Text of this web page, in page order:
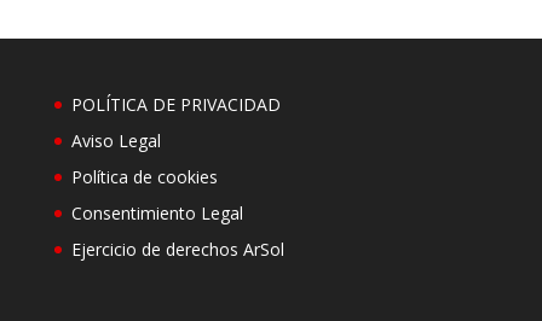
POLÍTICA DE PRIVACIDAD
Aviso Legal
Política de cookies
Consentimiento Legal
Ejercicio de derechos ArSol